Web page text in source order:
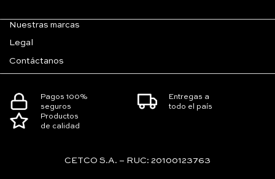
Nuestras marcas
Legal
Contáctanos
Pagos 100%
seguros
Entregas a
todo el país
Productos
de calidad
CETCO S.A. – RUC: 20100123763